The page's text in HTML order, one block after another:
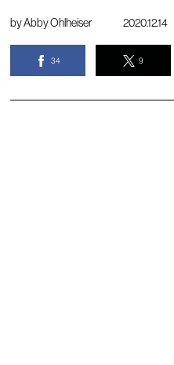
byAbby Ohlheiser 2020.12.14
34 9